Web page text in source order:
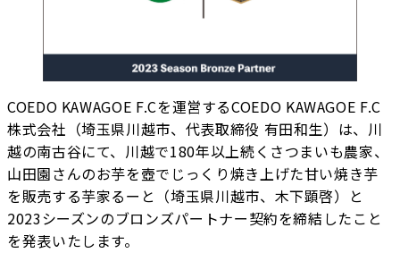
COEDO KAWAGOE F.Cを運営するCOEDO KAWAGOE F.C
株式会社（埼玉県川越市、代表取締役 有田和生）は、川
越の南古谷にて、川越で180年以上続くさつまいも農家、
山田園さんのお芋を壺でじっくり焼き上げた甘い焼き芋
を販売する芋家るーと（埼玉県川越市、木下顕啓）と
2023シーズンのブロンズパートナー契約を締結したこと
を発表いたします。